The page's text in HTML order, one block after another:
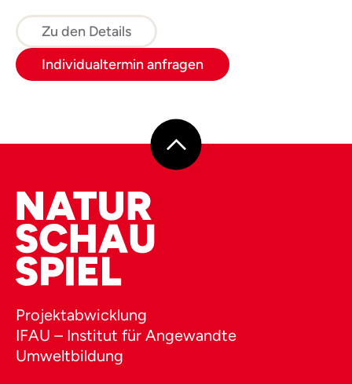
unserer abenteuerlichen Expedition durch
die Nacht gemeinsam Antworten finden.
Zu den Details
Individualtermin anfragen
Projektabwicklung
IFAU – Institut für Angewandte
Umweltbildung